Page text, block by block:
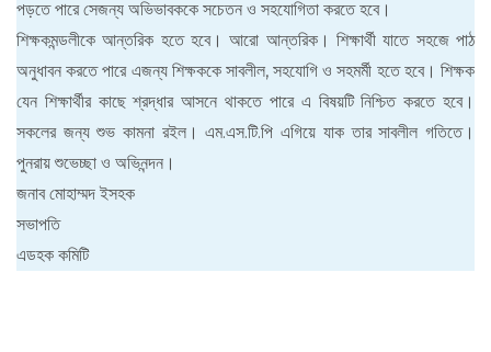
পড়তে পারে সেজন্য অভিভাবককে সচেতন ও সহযোগিতা করতে হবে।
শিক্ষকমন্ডলীকে আন্তরিক হতে হবে। আরো আন্তরিক। শিক্ষার্থী যাতে সহজে পাঠ
অনুধাবন করতে পারে এজন্য শিক্ষককে সাবলীল, সহযোগি ও সহমর্মী হতে হবে। শিক্ষক
যেন শিক্ষার্থীর কাছে শ্রদ্ধার আসনে থাকতে পারে এ বিষয়টি নিশ্চিত করতে হবে।
সকলের জন্য শুভ কামনা রইল। এম.এস.টি.পি এগিয়ে যাক তার সাবলীল গতিতে।
পুনরায় শুভেচ্ছা ও অভিনন্দন।
জনাব মোহাম্মদ ইসহক
সভাপতি
এডহক কমিটি